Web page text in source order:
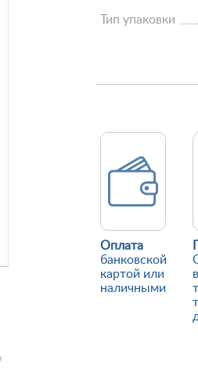
Тип упаковки
Оплата
банковской
картой или
наличными